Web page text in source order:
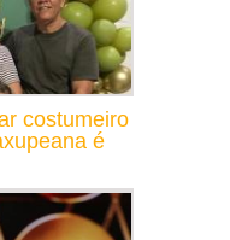
costumeiro
é